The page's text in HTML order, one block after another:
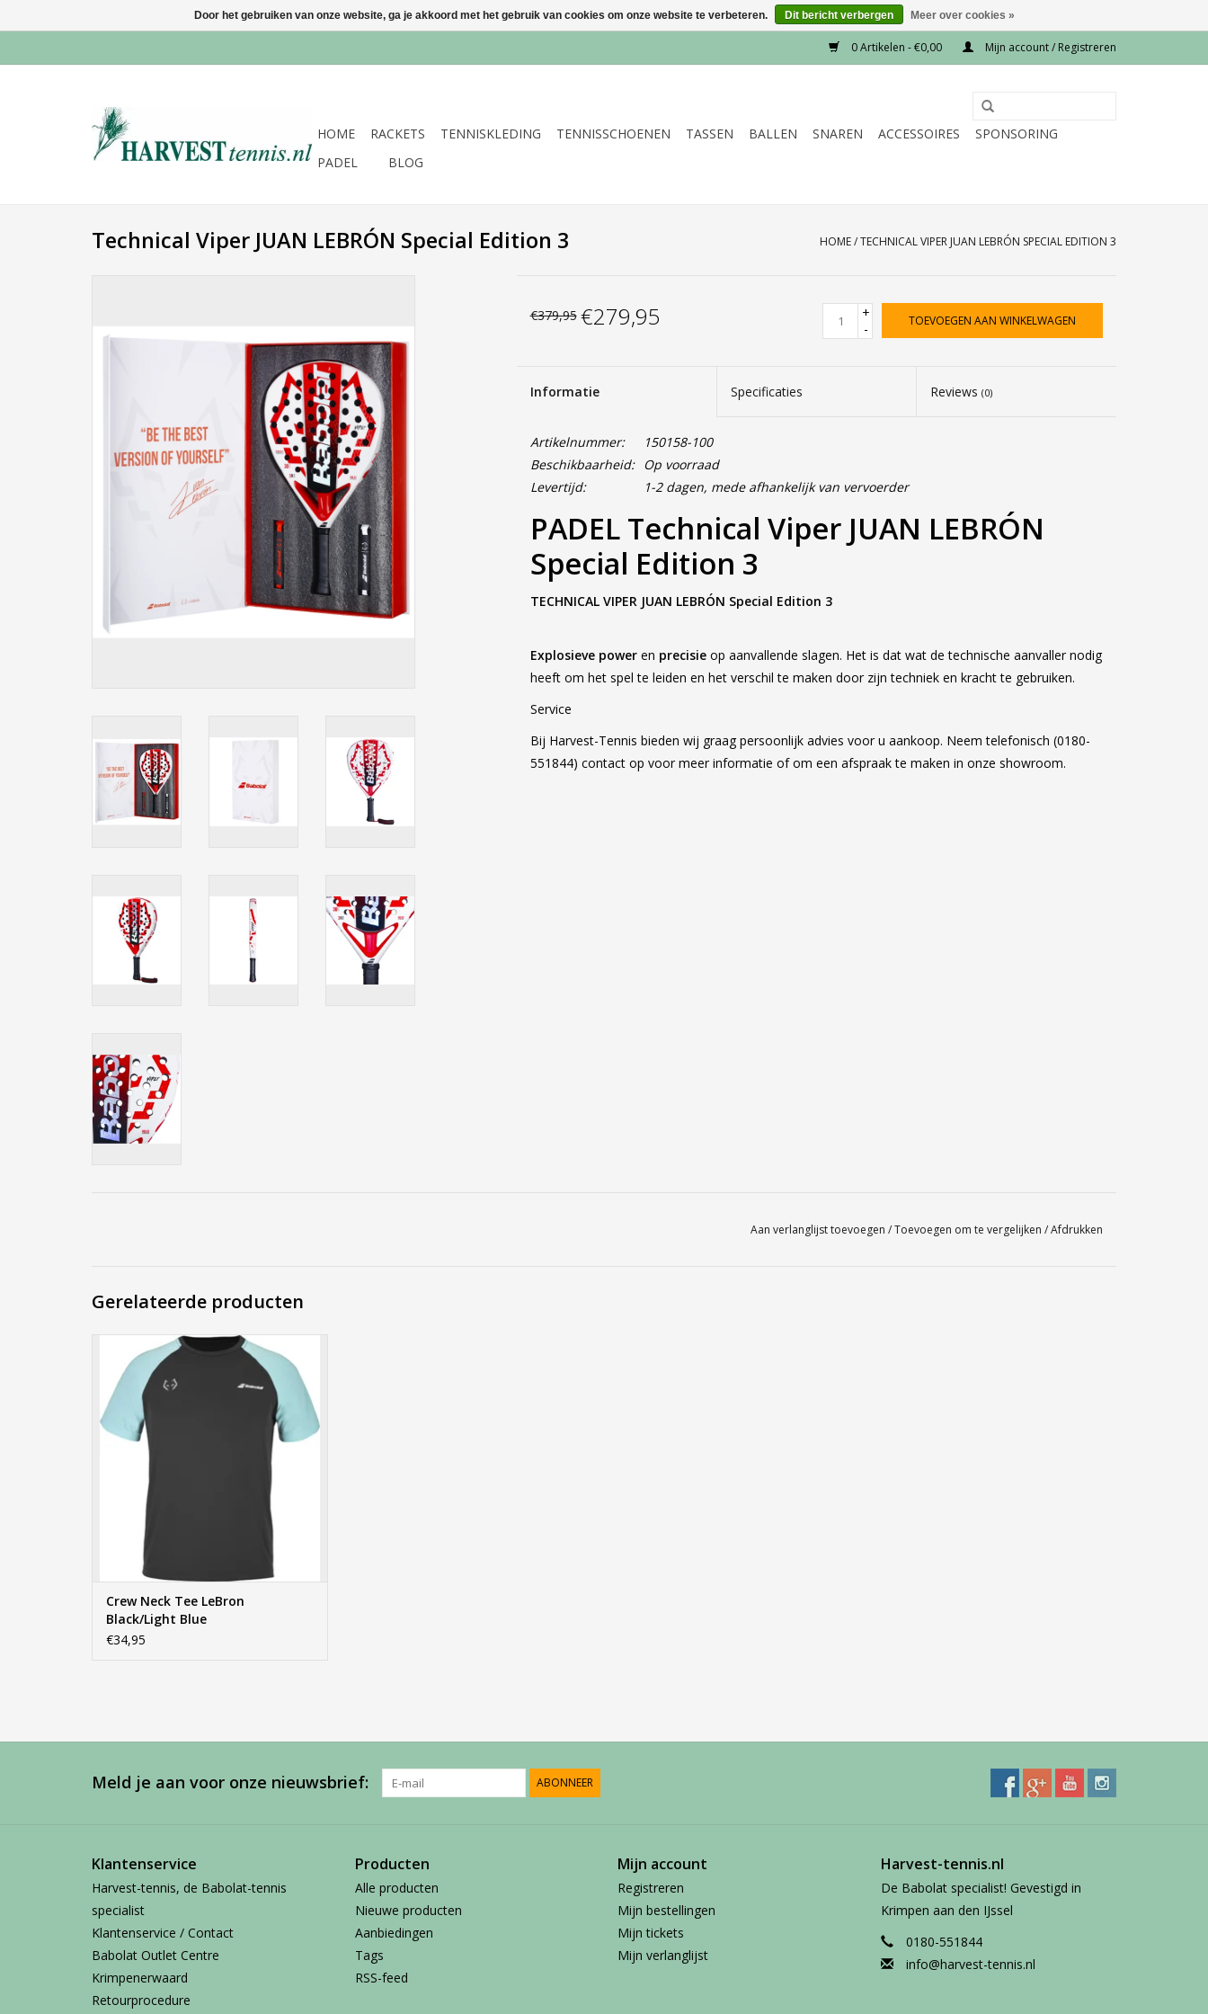
0 Artikelen - €0,00 Mijn account / Registreren
HOME RACKETS TENNISKLEDING TENNISSCHOENEN TASSEN BALLEN SNAREN ACCESSOIRES
SPONSORING
PADEL
BLOG
Technical Viper JUAN LEBRÓN Special Edition 3 HOME/TECHNICAL VIPER JUAN LEBRÓN SPECIAL EDITION 3
€379,95 €279,95
+
-
TOEVOEGEN AAN WINKELWAGEN
Informatie Specificaties Reviews(0)
Artikelnummer:
150158-100
Beschikbaarheid:
Op voorraad
Levertijd:
1-2 dagen, mede afhankelijk van vervoerder
PADEL Technical Viper JUAN LEBRÓN
Special Edition 3
TECHNICAL VIPER JUAN LEBRÓN Special Edition 3
Explosieve poweren precisie op aanvallende slagen. Het is dat wat de technische aanvaller nodig
heeft om het spel te leiden en het verschil te maken door zijn techniek en kracht te gebruiken.
Service
Bij Harvest-Tennis bieden wij graag persoonlijk advies voor u aankoop. Neem telefonisch (0180-
551844) contact op voor meer informatie of om een afspraak te maken in onze showroom.
Aan verlanglijst toevoegen /Toevoegen om te vergelijken /Afdrukken
Gerelateerde producten
Crew Neck Tee LeBron Black/Light Blue
TOEVOEGEN AAN WINKELWAGEN
Crew Neck Tee LeBron
Black/Light Blue
€34,95
Meld je aan voor onze nieuwsbrief: ABONNEER
Klantenservice
Harvest-tennis, de Babolat-tennis
specialist
Klantenservice / Contact
Babolat Outlet Centre
Krimpenerwaard
Retourprocedure
Producten
Alle producten
Nieuwe producten
Aanbiedingen
Tags
RSS-feed
Mijn account
Registreren
Mijn bestellingen
Mijn tickets
Mijn verlanglijst
Harvest-tennis.nl
De Babolat specialist! Gevestigd in
Krimpen aan den IJssel
0180-551844
info@harvest-tennis.nl
Door het gebruiken van onze website, ga je akkoord met het gebruik van cookies om onze website te verbeteren. Dit bericht verbergen Meer over cookies »